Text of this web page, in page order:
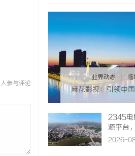
人参与评论
业界动态 | 临
麻花影视：引领中
2345电
源平台
2026-